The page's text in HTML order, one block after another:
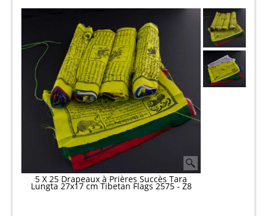
5 X 25 Drapeaux à Prières Succès Tara
Lungta 27x17 cm Tibetan Flags 2575 - Z8